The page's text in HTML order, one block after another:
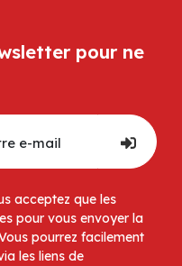
pour ne
acceptez que les
pour vous envoyer la
pourrez facilement
les liens de